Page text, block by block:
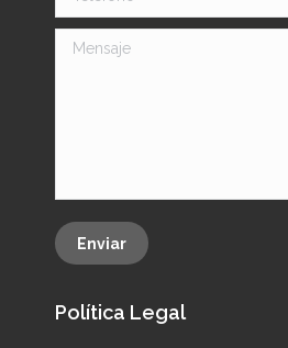
Mensaje
Enviar
Política Legal